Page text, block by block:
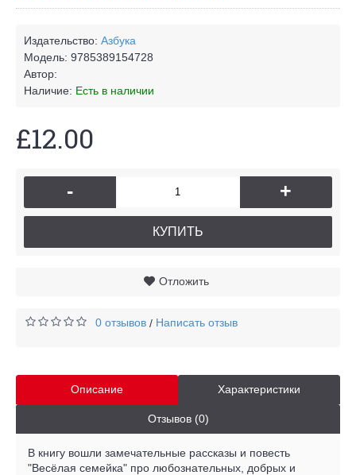
Издательство: Азбука
Модель: 9785389154728
Автор:
Наличие: Есть в наличии
£12.00
- +
КУПИТЬ
Отложить
0 отзывов / Написать отзыв
Описание Характеристики
Отзывов (0)
В книгу вошли замечательные рассказы и повесть
"Весёлая семейка" про любознательных, добрых и